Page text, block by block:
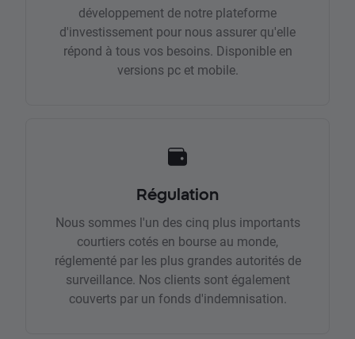
développement de notre plateforme
d'investissement pour nous assurer qu'elle
répond à tous vos besoins. Disponible en
versions pc et mobile.
Régulation
Nous sommes l'un des cinq plus importants
courtiers cotés en bourse au monde,
réglementé par les plus grandes autorités de
surveillance. Nos clients sont également
couverts par un fonds d'indemnisation.